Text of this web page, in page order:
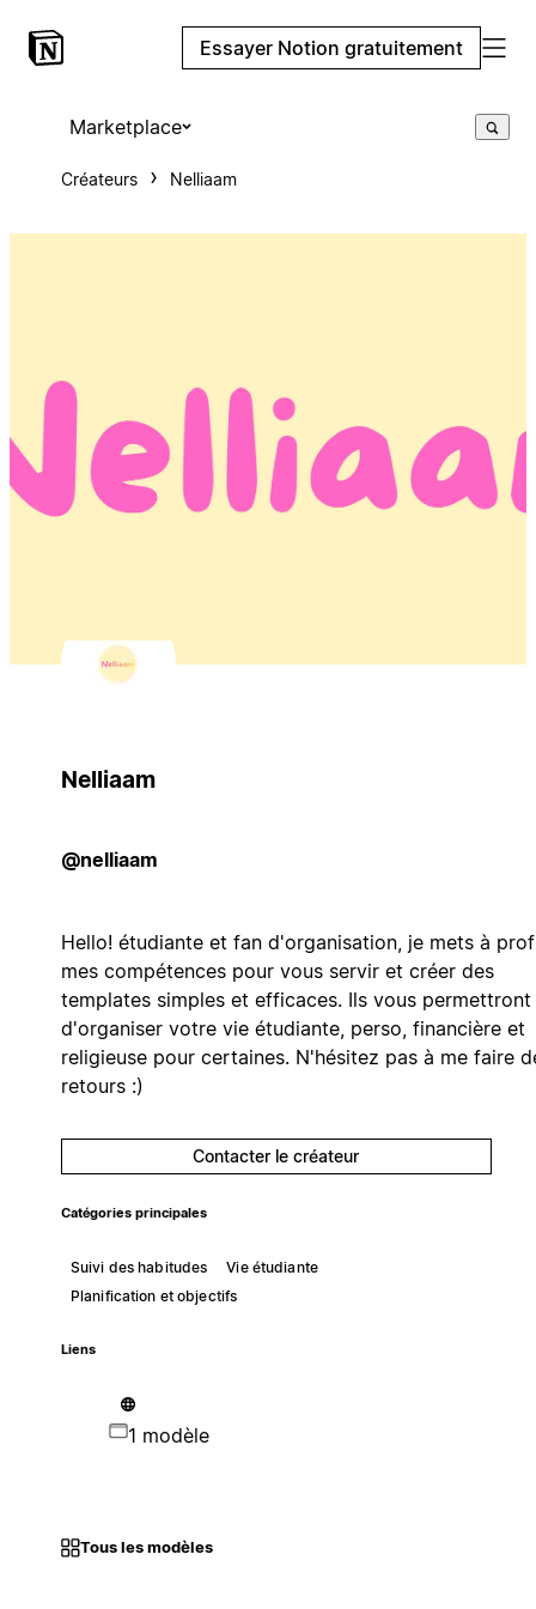
Essayer Notion gratuitement
Marketplace
Créateurs Nelliaam
Nelliaam
@nelliaam
Hello! étudiante et fan d'organisation, je mets à
mes compétences pour vous servir et créer des
templates simples et efficaces. Ils vous permettront
d'organiser votre vie étudiante, perso, financière et
religieuse pour certaines. N'hésitez pas à me faire
retours :)
Contacter le créateur
Catégories principales
Suivi des habitudes
Vie étudiante
Planification et objectifs
Liens
1 modèle
Tous les modèles